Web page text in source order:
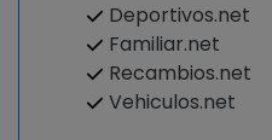
Deportivos.net
Familiar.net
Recambios.net
Vehiculos.net